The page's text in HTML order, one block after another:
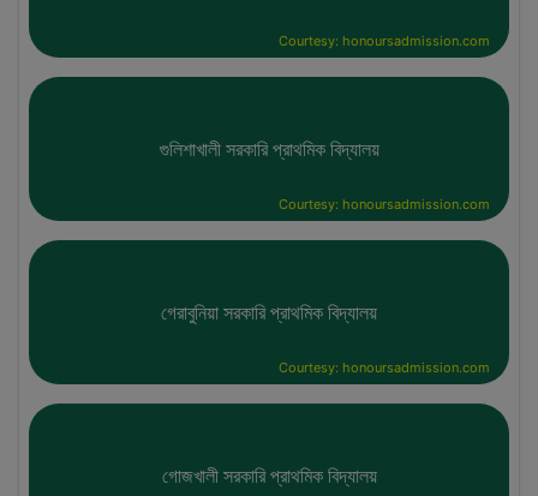
Courtesy: honoursadmission.com
গুলিশাখালী সরকারি প্রাথমিক বিদ্যালয়
Courtesy: honoursadmission.com
গেরাবুনিয়া সরকারি প্রাথমিক বিদ্যালয়
Courtesy: honoursadmission.com
গোজখালী সরকারি প্রাথমিক বিদ্যালয়